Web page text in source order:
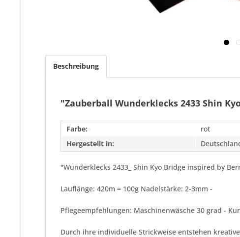
Beschreibung
"Zauberball Wunderklecks 2433 Shin
Farbe:
rot
Hergestellt in:
"Wunderklecks 2433_ Shin Kyo Bridge inspired by
Lauflänge: 420m = 100g Nadelstärke: 2-3mm -
Pflegeempfehlungen: Maschinenwäsche 30 grad -
Durch ihre individuelle Strickweise entstehen